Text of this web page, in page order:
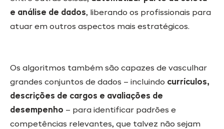
e análise de dados, liberando os profissionais para
atuar em outros aspectos mais estratégicos.
Os algoritmos também são capazes de vasculhar
grandes conjuntos de dados – incluindo currículos,
descrições de cargos e avaliações de
desempenho – para identificar padrões e
competências relevantes, que talvez não sejam